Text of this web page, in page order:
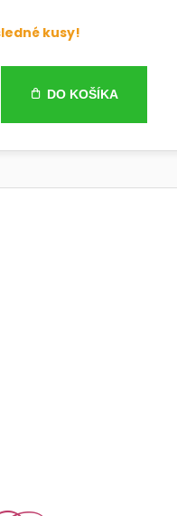
kusy!
DO KOŠÍKA